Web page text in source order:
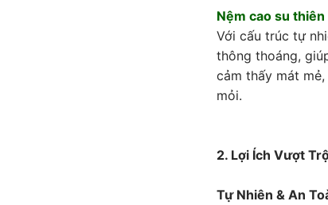
Nệm cao su thiên
Với cấu trúc tự
thông thoáng,
cảm thấy mát
mỏi.
2. Lợi Ích Vượt
Tự Nhiên & An